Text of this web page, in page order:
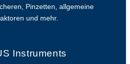
Pinzetten, allgemeine
und mehr.
Instruments